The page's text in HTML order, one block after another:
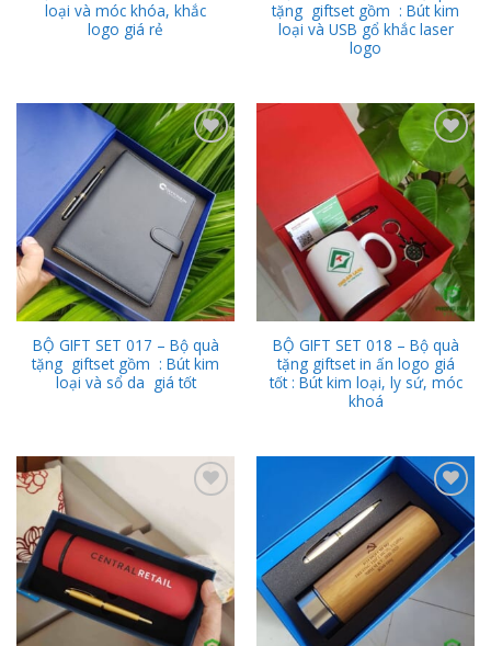
loại và móc khóa, khắc
logo giá rẻ
tặng giftset gồm : Bút kim
loại và USB gổ khắc laser
logo
Add to
Wishlist
BỘ GIFT SET 017 – Bộ quà
tặng giftset gồm : Bút kim
loại và sổ da giá tốt
Add to
Wishlist
BỘ GIFT SET 018 – Bộ quà
tặng giftset in ấn logo giá
tốt : Bút kim loại, ly sứ, móc
khoá
Add to
Wishlist